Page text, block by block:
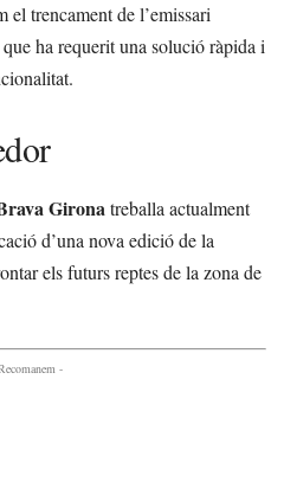
trencament de l’emissari
ha requerit una solució ràpida i
Gironatreballa actualment
d’una nova edició de la
els futurs reptes de la zona de
-